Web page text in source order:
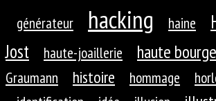
générateur
hacking haine
Jost
haute-joaillerie haute
Graumann
histoire hommage